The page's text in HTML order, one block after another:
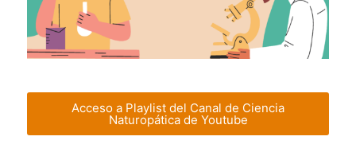
Acceso a Playlist del Canal de Ciencia
Naturopática de Youtube